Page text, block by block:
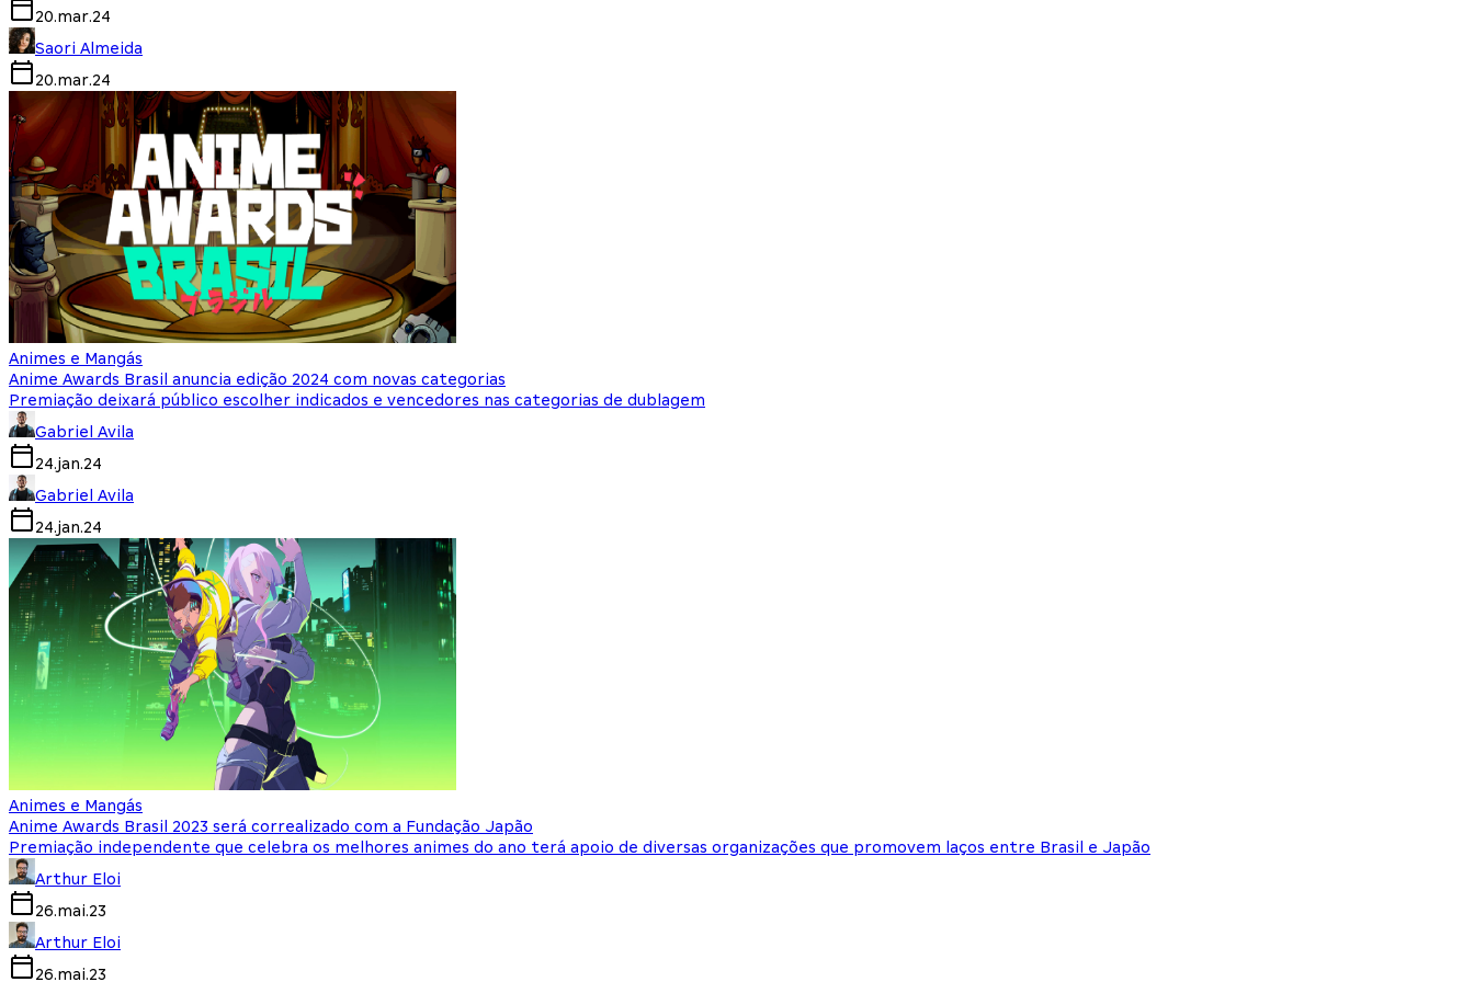
20.mar.24
Saori Almeida
20.mar.24
Animes e Mangás
Anime Awards Brasil anuncia edição 2024 com novas categorias
Premiação deixará público escolher indicados e vencedores nas categorias de dublagem
Gabriel Avila
24.jan.24
Gabriel Avila
24.jan.24
Animes e Mangás
Anime Awards Brasil 2023 será correalizado com a Fundação Japão
Premiação independente que celebra os melhores animes do ano terá apoio de diversas organizações que promovem laços entre Brasil e Japão
Arthur Eloi
26.mai.23
Arthur Eloi
26.mai.23